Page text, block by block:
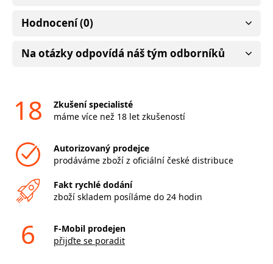
Hodnocení (0)
Na otázky odpovídá náš tým odborníků
18
Zkušení specialisté
máme více než 18 let zkušeností
Autorizovaný prodejce
prodáváme zboží z oficiální české distribuce
Fakt rychlé dodání
zboží skladem posíláme do 24 hodin
6
F-Mobil prodejen
přijďte se poradit